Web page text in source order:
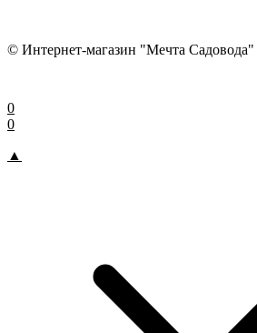
© Интернет-магазин "Мечта Садовода"
0
0
▲